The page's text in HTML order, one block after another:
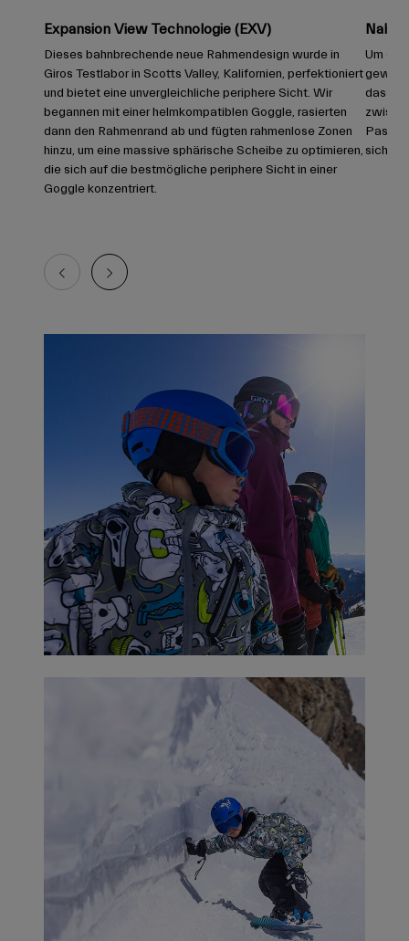
Expansion View Technologie (EXV)
Dieses bahnbrechende neue Rahmendesign wurde in
Giros Testlabor in Scotts Valley, Kalifornien, perfektioniert
und bietet eine unvergleichliche periphere Sicht. Wir
begannen mit einer helmkompatiblen Goggle, rasierten
dann den Rahmenrand ab und fügten rahmenlose Zonen
hinzu, um eine massive sphärische Scheibe zu optimieren,
die sich auf die bestmögliche periphere Sicht in einer
Goggle konzentriert.
Um
dass